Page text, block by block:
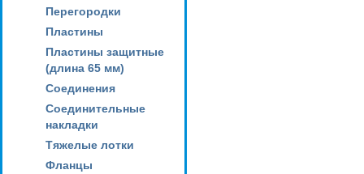
Перегородки
Пластины
Пластины защитные
(длина 65 мм)
Соединения
Соединительные
накладки
Тяжелые лотки
Фланцы